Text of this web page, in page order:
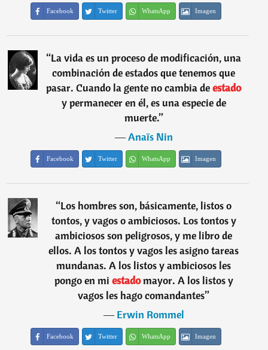
Facebook Twitter WhatsApp Imagen
“La vida es un proceso de modificación, una
combinación de estados que tenemos que
pasar. Cuando la gente no cambia deestado
y permanecer en él, es una especie de
muerte.”
―Anaïs Nin
Facebook Twitter WhatsApp Imagen
“Los hombres son, básicamente, listos o
tontos, y vagos o ambiciosos. Los tontos y
ambiciosos son peligrosos, y me libro de
ellos. A los tontos y vagos les asigno tareas
mundanas. A los listos y ambiciosos les
pongo en mi estadomayor. A los listos y
vagos les hago comandantes”
―Erwin Rommel
Facebook Twitter WhatsApp Imagen